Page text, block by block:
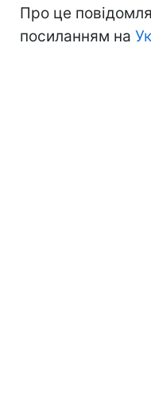
Про це
посиланням на